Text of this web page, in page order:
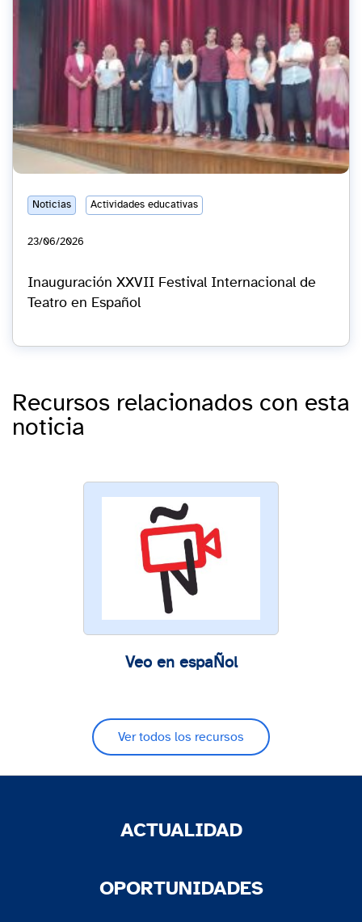
23/06/2026
Noticias Actividades educativas
Inauguración XXVII Festival Internacional de
Teatro en Español
Recursos relacionados con esta
noticia
Veo en espaÑol
Ver todos los recursos
ACTUALIDAD
OPORTUNIDADES